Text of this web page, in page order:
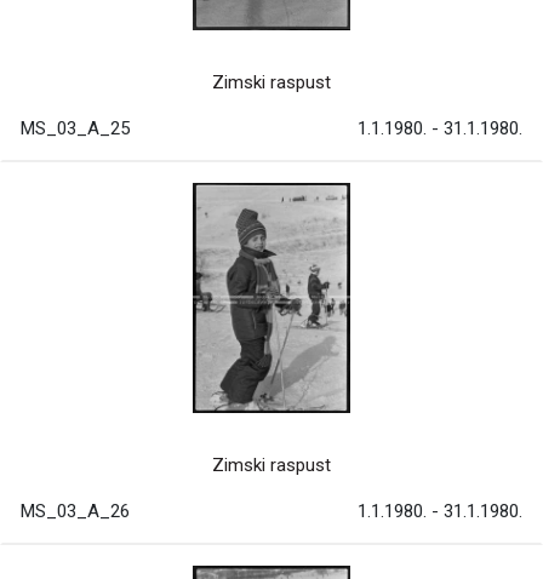
Zimski raspust
MS_03_A_25 1.1.1980. - 31.1.1980.
Zimski raspust
MS_03_A_26 1.1.1980. - 31.1.1980.